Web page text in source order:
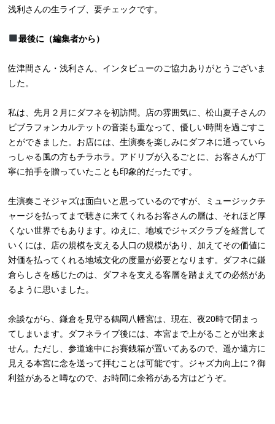
浅利さんの生ライブ、要チェックです。
最後に（編集者から）
佐津間さん・浅利さん、インタビューのご協力ありがとうございま
した。
私は、先月２月にダフネを初訪問。店の雰囲気に、松山夏子さんの
ビブラフォンカルテットの音楽も重なって、優しい時間を過ごすこ
とができました。お店には、生演奏を楽しみにダフネに通っていら
っしゃる風の方もチラホラ。アドリブが入るごとに、お客さんが丁
寧に拍手を贈っていたことも印象的だったです。
生演奏こそジャズは面白いと思っているのですが、ミュージックチ
ャージを払ってまで聴きに来てくれるお客さんの層は、それほど厚
くない世界でもあります。ゆえに、地域でジャズクラブを経営して
いくには、店の規模を支える人口の規模があり、加えてその価値に
対価を払ってくれる地域文化の度量が必要となります。ダフネに鎌
倉らしさを感じたのは、ダフネを支える客層を踏まえての必然があ
るように思いました。
余談ながら、鎌倉を見守る鶴岡八幡宮は、現在、夜20時で閉まっ
てしまいます。ダフネライブ後には、本宮まで上がることが出来ま
せん。ただし、参道途中にお賽銭箱が置いてあるので、遥か遠方に
見える本宮に念を送って拝むことは可能です。ジャズ力向上に？御
利益があると噂なので、お時間に余裕がある方はどうぞ。